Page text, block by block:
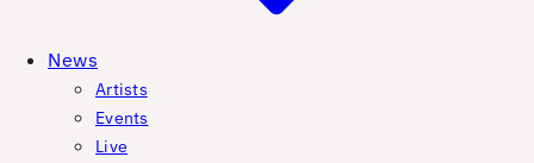
News
Artists
Events
Live